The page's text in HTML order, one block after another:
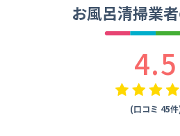
お風呂清掃業
4.5
(口コミ 45